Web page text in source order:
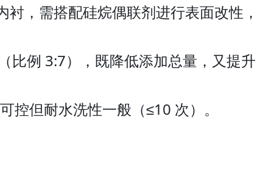
，需搭配硅烷偶联剂进行表面改性，
比例 3:7），既降低添加总量，又提升
但耐水洗性一般（≤10 次）。